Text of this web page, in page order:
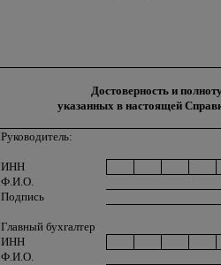
Достоверность и
указанных в настоящей
Руководитель:
ИНН
Ф.И.О.
Подпись
Главный бухгалтер
ИНН
Ф.И.О.